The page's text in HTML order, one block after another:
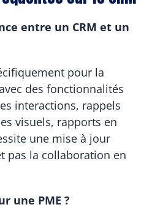
entre un CRM et un
pour la
des fonctionnalités
interactions, rappels
visuels, rapports en
une mise à jour
pas la collaboration en
une PME ?